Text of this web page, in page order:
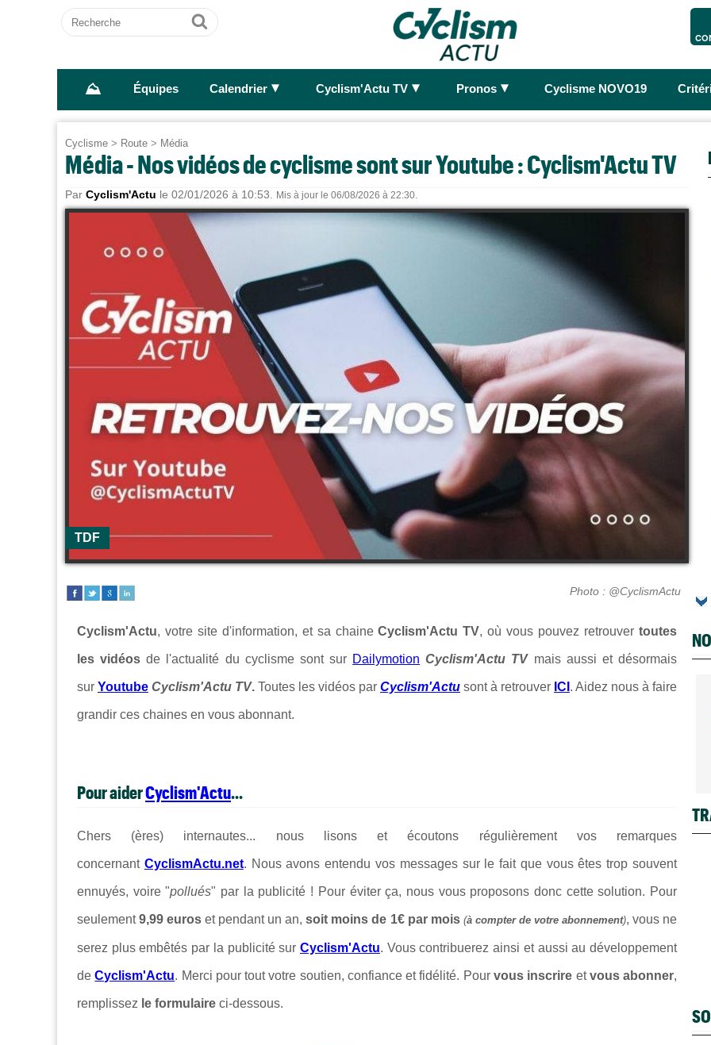
Recherche
Ok
⛰ Équipes Calendrier ► Cyclism'Actu TV ► Pronos ► Cyclisme NOVO19
Cyclisme > Route > Média
Média - Nos vidéos de cyclisme sont sur Youtube : Cyclism'Actu TV
Par Cyclism'Actu le 02/01/2026 à 10:53. Mis à jour le 06/08/2026 à 22:30.
TDF
Photo : @CyclismActu
Cyclism'Actu, votre site d'information, et sa chaineCyclism'Actu TV, où vous pouvez retrouvertoutes
les vidéosde l'actualité du cyclisme sont sur Dailymotion Cyclism'Actu TV mais aussi et désormais
sur Youtube Cyclism'Actu TV. Toutes les vidéos par Cyclism'Actu sont à retrouver ICI . Aidez nous à faire
grandir ces chaines en vous abonnant.
Pour aiderCyclism'Actu...
Chers (ères) internautes... nous lisons et écoutons régulièrement vos remarques
concernant CyclismActu.net. Nous avons entendu vos messages sur le fait que vous êtes trop souvent
ennuyés, voire "pollués" par la publicité ! Pour éviter ça, nous vous proposons donc cette solution. Pour
seulement9,99 euros et pendant un an,soit moins de 1€ par mois (à compter de votre abonnement), vous ne
serez plus embêtés par la publicité sur Cyclism'Actu. Vous contribuerez ainsi et aussi au développement
deCyclism'Actu. Merci pour tout votre soutien, confiance et fidélité. Pourvous inscrire etvous abonner,
remplissez le formulaire ci-dessous.